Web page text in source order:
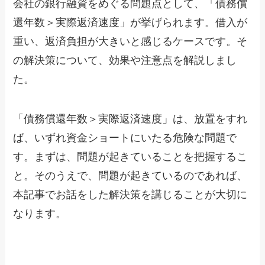
会社の銀行融資をめぐる問題点として、「債務償
還年数＞実際返済速度」が挙げられます。借入が
重い、返済負担が大きいと感じるケースです。そ
の解決策について、効果や注意点を解説しまし
た。
「債務償還年数＞実際返済速度」は、放置をすれ
ば、いずれ資金ショートにいたる危険な問題で
す。まずは、問題が起きていることを把握するこ
と。そのうえで、問題が起きているのであれば、
本記事でお話をした解決策を講じることが大切に
なります。